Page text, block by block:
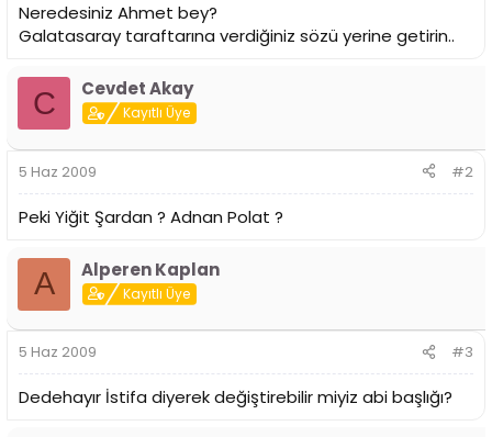
Neredesiniz Ahmet bey?
Galatasaray taraftarına verdiğiniz sözü yerine getirin..
C Cevdet Akay
Kayıtlı Üye
5 Haz 2009 #2
Peki Yiğit Şardan ? Adnan Polat ?
A Alperen Kaplan
Kayıtlı Üye
5 Haz 2009 #3
Dedehayır İstifa diyerek değiştirebilir miyiz abi başlığı?